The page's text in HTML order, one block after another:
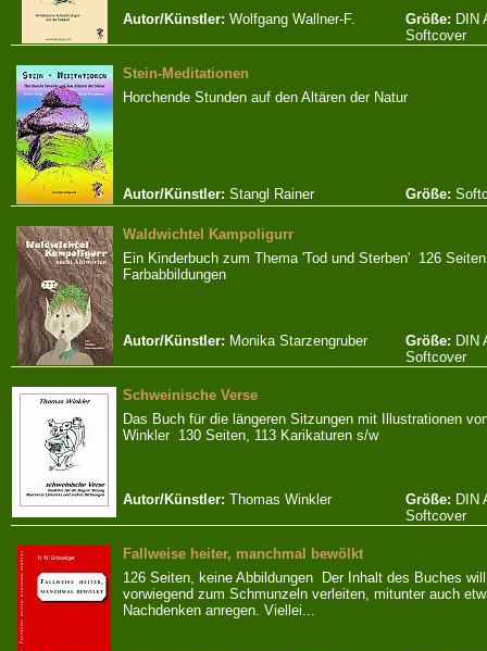
Autor/Künstler: Wolfgang Wallner-F. Größe: DIN
Softcover
Stein-Meditationen
Horchende Stunden auf den Altären der Natur
Autor/Künstler: Stangl Rainer Größe:
Waldwichtel Kampoligurr
Ein Kinderbuch zum Thema 'Tod und Sterben' 126
Farbabbildungen
Autor/Künstler: Monika Starzengruber Größe: DIN
Softcover
Schweinische Verse
Das Buch für die längeren Sitzungen mit Illustrationen
Winkler 130 Seiten, 113 Karikaturen s/w
Autor/Künstler: Thomas Winkler Größe: DIN
Softcover
Fallweise heiter, manchmal bewölkt
126 Seiten, keine Abbildungen Der Inhalt des Buches
vorwiegend zum Schmunzeln verleiten, mitunter auch
Nachdenken anregen. Viellei...